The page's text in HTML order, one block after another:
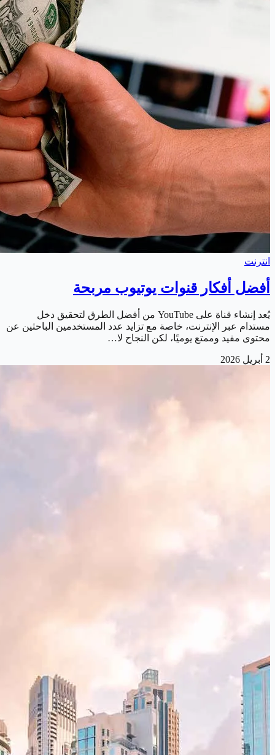
انترنت
أفضل أفكار قنوات يوتيوب مربحة
يُعد إنشاء قناة على YouTube من أفضل الطرق لتحقيق دخل
مستدام عبر الإنترنت، خاصة مع تزايد عدد المستخدمين الباحثين عن
محتوى مفيد وممتع يوميًا، لكن النجاح لا…
2 أبريل 2026